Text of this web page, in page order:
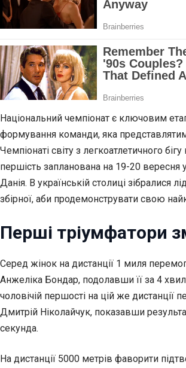
Національний чемпіонат є ключовим
формування команди, яка
Чемпіонаті світу з легкоатлетичного
першість запланована на 19-20 вересня
Данія. В українській столиці зібралися
збірної, аби продемонструвати свою
Перші тріумфатори
Серед жінок на дистанції 1 миля
Анжеліка Бондар, подолавши її за 4
чоловічій першості на цій же дистанції
Дмитрій Ніколайчук, показавши
секунда.
На дистанції 5000 метрів фаворити